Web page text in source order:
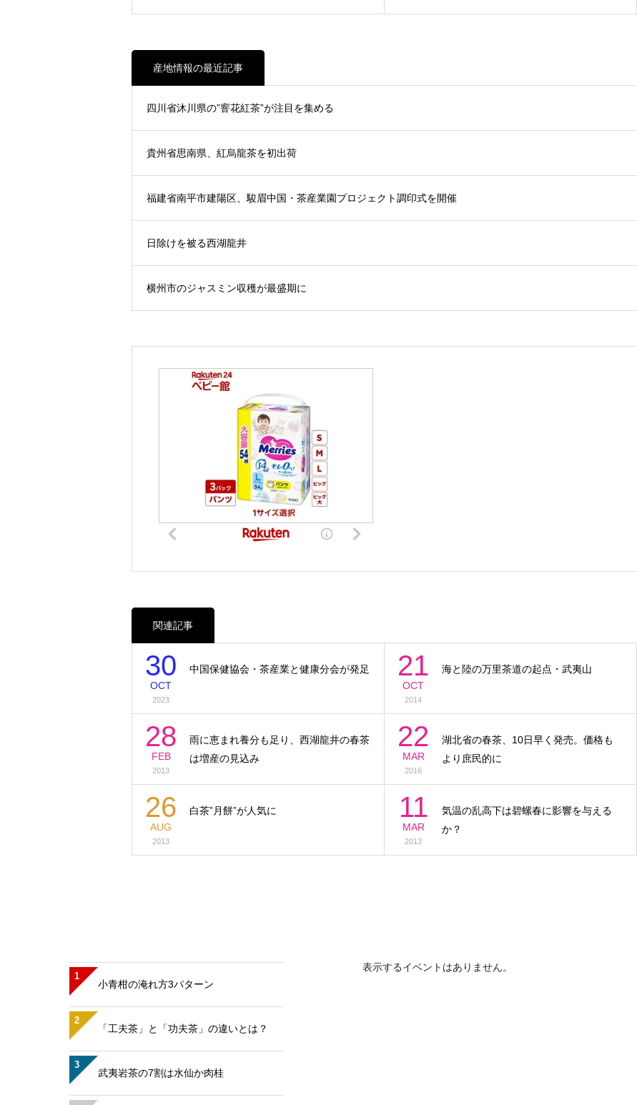
産地情報の最近記事
四川省沐川県の”窨花紅茶”が注目を集める
貴州省思南県、紅烏龍茶を初出荷
福建省南平市建陽区、駿眉中国・茶産業園プロジェクト調印式を開催
日除けを被る西湖龍井
横州市のジャスミン収穫が最盛期に
関連記事
30
OCT
2023
中国保健協会・茶産業と健康分会が発足 21
OCT
2014
海と陸の万里茶道の起点・武夷山
28
FEB
2013
雨に恵まれ養分も足り、西湖龍井の春茶
は増産の見込み
22
MAR
2016
湖北省の春茶、10日早く発売。価格も
より庶民的に
26
AUG
2013
白茶”月餅”が人気に 11
MAR
2013
気温の乱高下は碧螺春に影響を与える
か？
1
小青柑の淹れ方3パターン
2
「工夫茶」と「功夫茶」の違いとは？
3
武夷岩茶の7割は水仙か肉桂
表示するイベントはありません。